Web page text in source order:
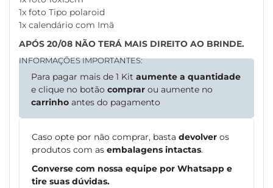
1x foto Tipo polaroid
1x calendário com Imã
APÓS 20/08 NÃO TERÁ MAIS DIREITO AO BRINDE.
INFORMAÇÕES IMPORTANTES:
Para pagar mais de 1 Kit aumente a quantidade
e clique no botão comprar ou aumente no
carrinho antes do pagamento
Caso opte por não comprar, basta devolver os
produtos com as embalagens intactas.
Converse com nossa equipe por Whatsapp e
tire suas dúvidas.